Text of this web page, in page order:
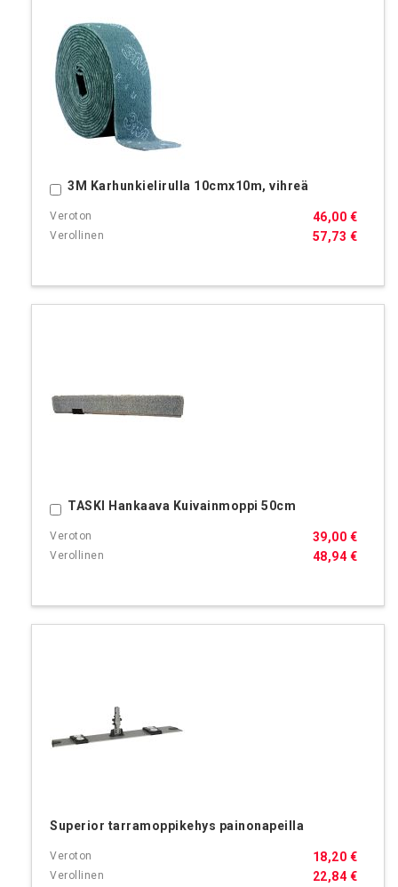
3M Karhunkielirulla 10cmx10m, vihreä
57,73 €
46,00 €
Ostoskoriin
TASKI Hankaava Kuivainmoppi 50cm
48,94 €
39,00 €
Ostoskoriin
Superior tarramoppikehys painonapeilla
22,84 €
18,20 €